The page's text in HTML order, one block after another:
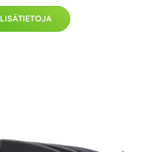
LISÄTIETOJA